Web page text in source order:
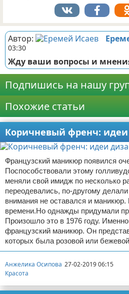
Автор:
03:30
Жду ваши вопросы и
Подпишись на нашу
Похожие статьи
Коричневый френч:
Французский маникюр появился
Поспособствовали этому
меняли свой имидж по несколько
переодевались, по-другому
внимания не оставался и маникюр.
времени.Но однажды придумали
Произошло это в 1976 году. Именно
французский маникюр. Он
которых была розовой или
Анжелика Осипова 27-02-2019 06:15
Красота